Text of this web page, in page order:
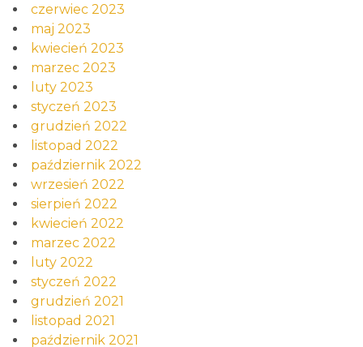
czerwiec 2023
maj 2023
kwiecień 2023
marzec 2023
luty 2023
styczeń 2023
grudzień 2022
listopad 2022
październik 2022
wrzesień 2022
sierpień 2022
kwiecień 2022
marzec 2022
luty 2022
styczeń 2022
grudzień 2021
listopad 2021
październik 2021